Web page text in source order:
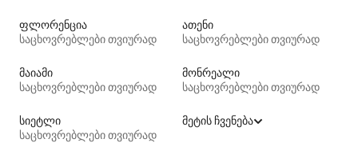
ფლორენცია
საცხოვრებლები თვიურად
ათენი
საცხოვრებლები თვიურად
მაიამი
საცხოვრებლები თვიურად
მონრეალი
საცხოვრებლები თვიურად
სიეტლი
საცხოვრებლები თვიურად
მეტის ჩვენება